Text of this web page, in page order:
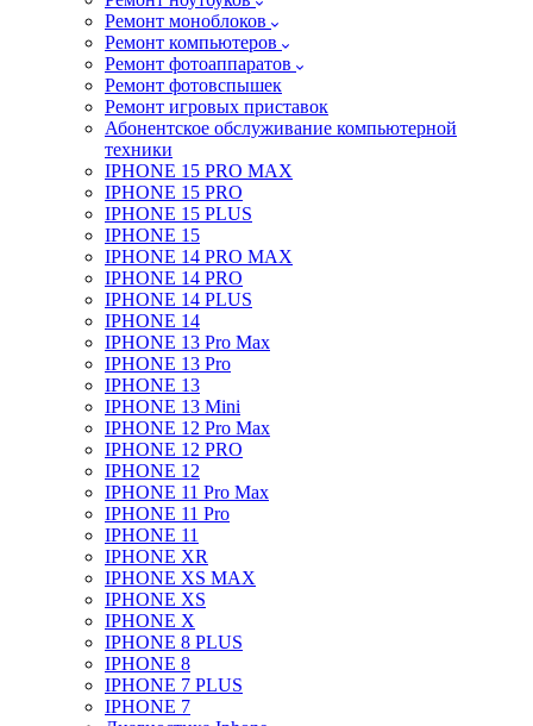
Ремонт моноблоков
Ремонт компьютеров
Ремонт фотоаппаратов
Ремонт фотовспышек
Ремонт игровых приставок
Абонентское обслуживание компьютерной
техники
IPHONE 15 PRO MAX
IPHONE 15 PRO
IPHONE 15 PLUS
IPHONE 15
IPHONE 14 PRO MAX
IPHONE 14 PRO
IPHONE 14 PLUS
IPHONE 14
IPHONE 13 Pro Max
IPHONE 13 Pro
IPHONE 13
IPHONE 13 Mini
IPHONE 12 Pro Max
IPHONE 12 PRO
IPHONE 12
IPHONE 11 Pro Max
IPHONE 11 Pro
IPHONE 11
IPHONE XR
IPHONE XS MAX
IPHONE XS
IPHONE X
IPHONE 8 PLUS
IPHONE 8
IPHONE 7 PLUS
IPHONE 7